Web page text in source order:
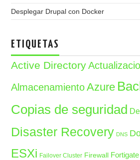
Desplegar Drupal con Docker
ETIQUETAS
Active Directory
Almacenamiento Azure
Copias de seguridad
Disaster Recovery DNS
ESXi Failover Cluster Firewall Fortigate